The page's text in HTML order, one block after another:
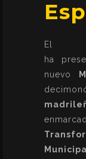
El
ha
nuevo